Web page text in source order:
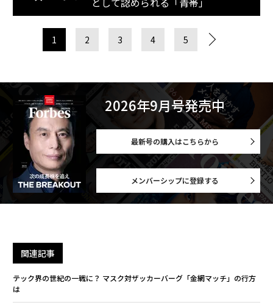
1 2 3 4 5
2026年9月号発売中
最新号の購入はこちらから
メンバーシップに登録する
関連記事
テック界の世紀の一戦に？ マスク対ザッカーバーグ「金網マッチ」の行方
は